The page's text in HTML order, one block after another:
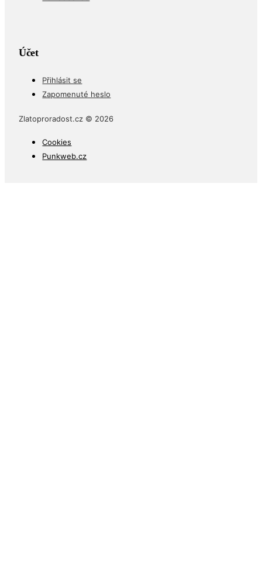
Účet
Přihlásit se
Zapomenuté heslo
Zlatoproradost.cz © 2026
Cookies
Punkweb.cz